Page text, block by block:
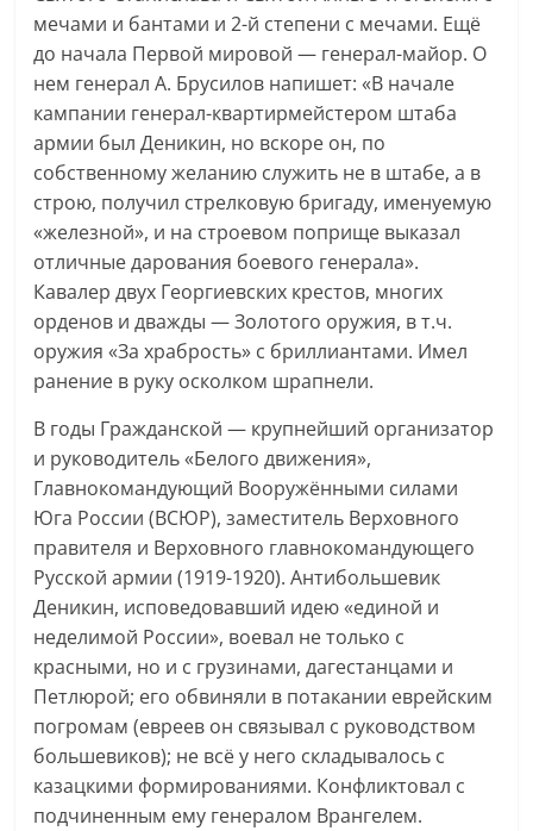
мечами и бантами и 2-й степени с мечами. Ещё
до начала Первой мировой — генерал-майор. О
нем генерал А. Брусилов напишет: «В начале
кампании генерал-квартирмейстером штаба
армии был Деникин, но вскоре он, по
собственному желанию служить не в штабе, а в
строю, получил стрелковую бригаду, именуемую
«железной», и на строевом поприще выказал
отличные дарования боевого генерала».
Кавалер двух Георгиевских крестов, многих
орденов и дважды — Золотого оружия, в т.ч.
оружия «За храбрость» с бриллиантами. Имел
ранение в руку осколком шрапнели.
В годы Гражданской — крупнейший организатор
и руководитель «Белого движения»,
Главнокомандующий Вооружёнными силами
Юга России (ВСЮР), заместитель Верховного
правителя и Верховного главнокомандующего
Русской армии (1919-1920). Антибольшевик
Деникин, исповедовавший идею «единой и
неделимой России», воевал не только с
красными, но и с грузинами, дагестанцами и
Петлюрой; его обвиняли в потакании еврейским
погромам (евреев он связывал с руководством
большевиков); не всё у него складывалось с
казацкими формированиями. Конфликтовал с
подчиненным ему генералом Врангелем.